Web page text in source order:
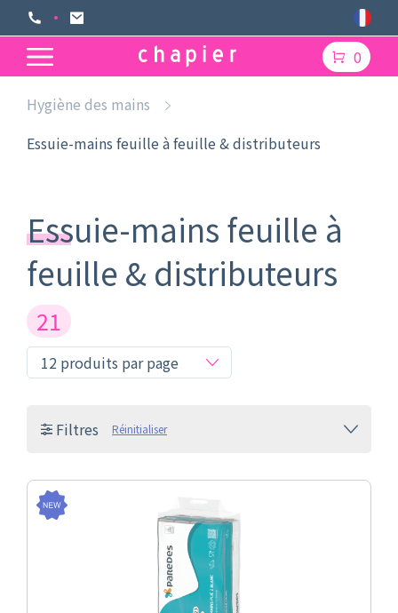
0
Hygiène des mains
Essuie-mains feuille à feuille & distributeurs
Essuie-mains feuille à
feuille & distributeurs
21
Filtres Réinitialiser